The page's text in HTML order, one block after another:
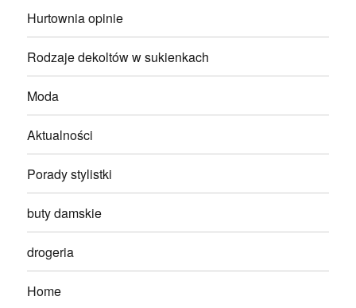
Hurtownia opinie
Rodzaje dekoltów w sukienkach
Moda
Aktualności
Porady stylistki
buty damskie
drogeria
Home